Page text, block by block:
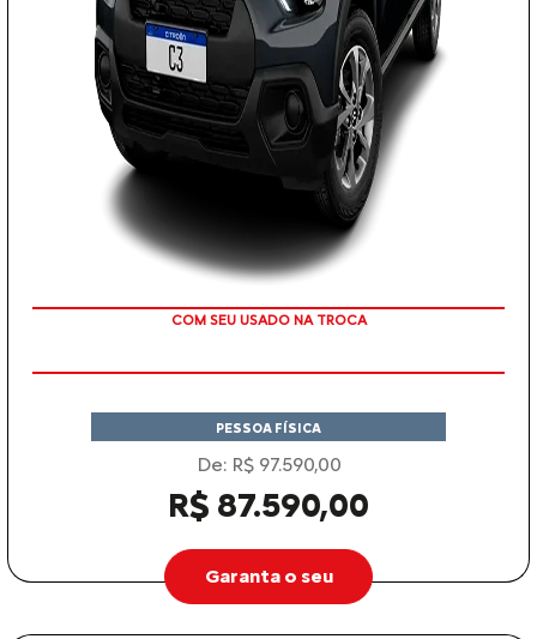
TAXA ZERO
PESSOA FÍSICA
De: R$ 97.590,00
R$ 87.590,00
Garanta o seu